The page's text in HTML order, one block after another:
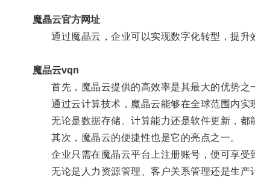
魔晶云官方网址
通过魔晶云，企业可以实现数字化转型，提升
魔晶云vqn
首先，魔晶云提供的高效率是其最大的优势之
通过云计算技术，魔晶云能够在全球范围内实
无论是数据存储、计算能力还是软件更新，都
其次，魔晶云的便捷性也是它的亮点之一。
企业只需在魔晶云平台上注册账号，便可享受
无论是人力资源管理、客户关系管理还是生产